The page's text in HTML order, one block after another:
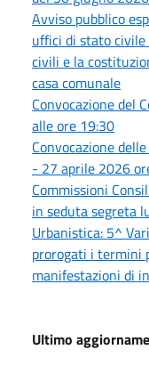
Avviso pubblico
uffici di stato
civili e la
casa comunale
Convocazione del
alle ore 19:30
Convocazione
- 27 aprile 2026
Commissioni
in seduta segreta
Urbanistica: 5^
prorogati i termini
manifestazioni di
Ultimo